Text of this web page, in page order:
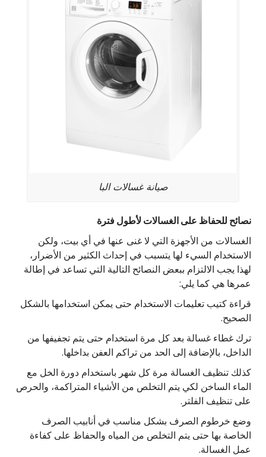
صيانة غسالات البا
نصائح للحفاظ على الغسالات لأطول فترة
الغسالات من الأجهزة التي لا غنى عنها في أي بيت، ولكن
الاستخدام السيء لها يتسبب في إحداث الكثير من الأضرار،
لهذا يجب الالتزام ببعض النصائح التالية التي تساعد في إطالة
عمرها هي كما يلي:
قراءة كتيب تعليمات الاستخدام حتى يمكن استخدامها بالشكل
الصحيح.
ترك غطاء غسالة بعد كل مرة استخدام حتى يتم تجفيفها من
الداخل، بالإضافة إلى الحد من تراكم العفن بداخلها.
كذلك تنظيف الغسالة مرة كل شهر باستخدام دورة الخل مع
الماء الساخن لكي يتم التخلص من الأشياء المتراكمة، والحرص
على تنظيف الفلتر.
وضع خرطوم الصرف بشكل مناسب في أنابيب الصرف
الخاصة بها حتى يتم التخلص من المياه والحفاظ على كفاءة
عمل الغسالة.